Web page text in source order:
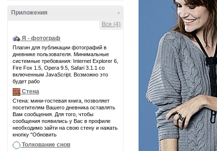
-
Приложения
Все (4)
Я - фотограф
Плагин для публикации фотографий в
дневнике пользователя. Минимальные
системные требования: Internet Explorer 6,
Fire Fox 1.5, Opera 9.5, Safari 3.1.1 со
включенным JavaScript. Возможно это
будет рабо
Стена
Стена: мини-гостевая книга, позволяет
посетителям Вашего дневника оставлять
Вам сообщения. Для того, чтобы
сообщения появились у Вас в профиле
необходимо зайти на свою стену и нажать
кнопку "Обновить
Толкование снов